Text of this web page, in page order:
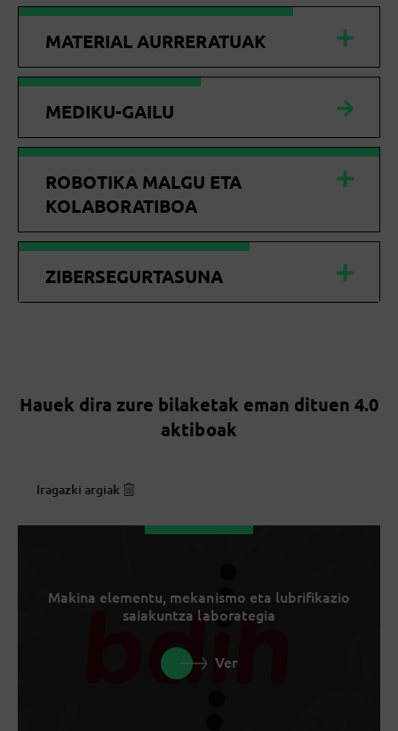
MATERIAL AURRERATUAK
MEDIKU-GAILU
ROBOTIKA MALGU ETA
KOLABORATIBOA
ZIBERSEGURTASUNA
Hauek dira zure bilaketak eman dituen 4.0
aktiboak
Iragazki argiak
Makina elementu, mekanismo eta lubrifikazio
saiakuntza laborategia
Ver